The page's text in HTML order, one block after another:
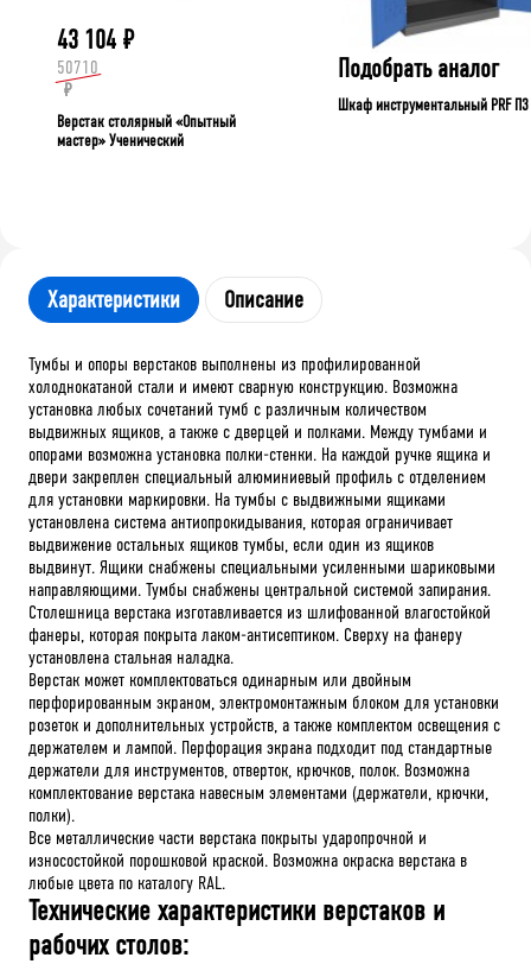
43 104 ₽
50710
₽
Верстак столярный «Опытный
мастер» Ученический
Подобрать аналог
Шкаф инструментальный PRF П3
Характеристики Описание
Тумбы и опоры верстаков выполнены из профилированной
холоднокатаной стали и имеют сварную конструкцию. Возможна
установка любых сочетаний тумб с различным количеством
выдвижных ящиков, а также с дверцей и полками. Между тумбами и
опорами возможна установка полки-стенки. На каждой ручке ящика и
двери закреплен специальный алюминиевый профиль с отделением
для установки маркировки. На тумбы с выдвижными ящиками
установлена система антиопрокидывания, которая ограничивает
выдвижение остальных ящиков тумбы, если один из ящиков
выдвинут. Ящики снабжены специальными усиленными шариковыми
направляющими. Тумбы снабжены центральной системой запирания.
Столешница верстака изготавливается из шлифованной влагостойкой
фанеры, которая покрыта лаком-антисептиком. Сверху на фанеру
установлена стальная наладка.
Верстак может комплектоваться одинарным или двойным
перфорированным экраном, электромонтажным блоком для установки
розеток и дополнительных устройств, а также комплектом освещения с
держателем и лампой. Перфорация экрана подходит под стандартные
держатели для инструментов, отверток, крючков, полок. Возможна
комплектование верстака навесным элементами (держатели, крючки,
полки).
Все металлические части верстака покрыты ударопрочной и
износостойкой порошковой краской. Возможна окраска верстака в
любые цвета по каталогу RAL.
Технические характеристики верстаков и
рабочих столов: